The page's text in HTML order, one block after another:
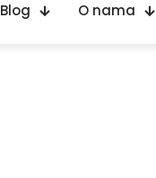
Blog O nama